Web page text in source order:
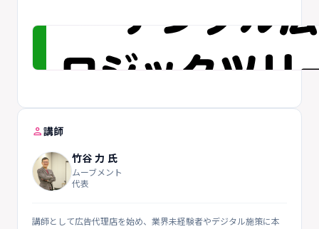
person講師
竹谷 力 氏
ムーブメント
代表
講師として広告代理店を始め、業界未経験者やデジタル施策に本